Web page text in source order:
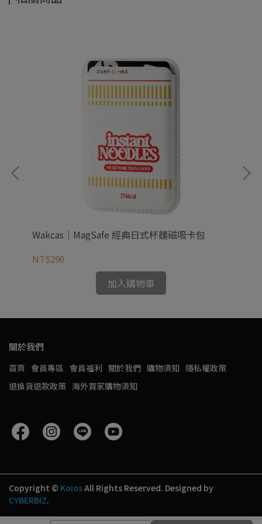
Wakcas｜MagSafe 經典日式杯麵磁吸卡包
NT$290
加入購物車
關於我們
首頁 會員專區 會員福利 關於我們 購物須知 隱私權政策
退換貨退款政策 海外買家購物須知
Copyright © KoiosAll Rights Reserved. Designed by
CYBERBIZ.